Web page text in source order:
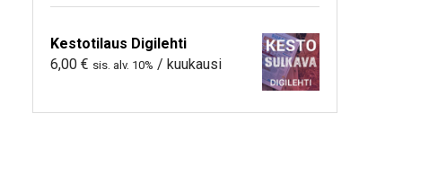
Kestotilaus Digilehti
6,00 € sis. alv. 10% / kuukausi